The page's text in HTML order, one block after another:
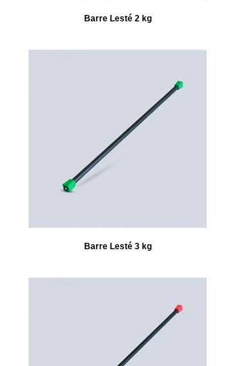
Barre Lesté 2 kg
Barre Lesté 3 kg